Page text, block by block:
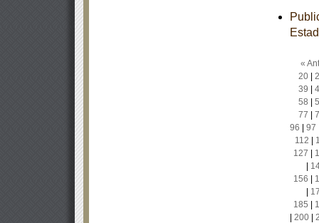
«
20|
39
58
77
96
97
112
127
156
185
200|